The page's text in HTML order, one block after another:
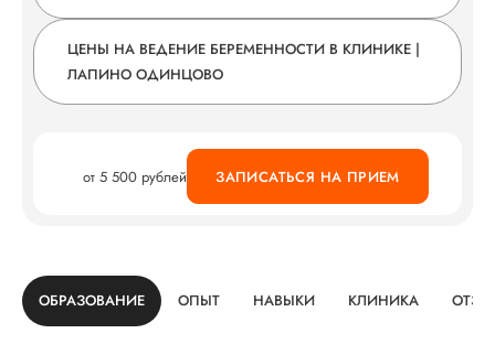
ЦЕНЫ НА ВЕДЕНИЕ БЕРЕМЕННОСТИ В КЛИНИКЕ |
ЛАПИНО ОДИНЦОВО
от 5 500 рублей ЗАПИСАТЬСЯ НА ПРИЕМ
ОБРАЗОВАНИЕ ОПЫТ НАВЫКИ КЛИНИКА